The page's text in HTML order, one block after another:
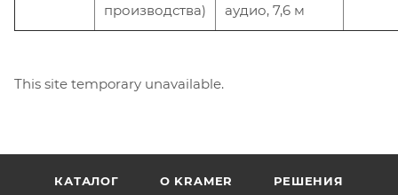
производства)
аудио, 7,6 м
This site temporary unavailable.
КАТАЛОГ O KRAMER РЕШЕНИЯ